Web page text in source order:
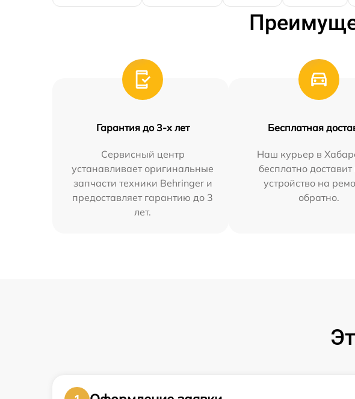
Гарантия до 3-х лет
Сервисный центр
устанавливает оригинальные
запчасти техники Behringer и
предоставляет гарантию до 3
лет.
Бесплатная
Наш курьер в
бесплатно
устройство на
обратно.